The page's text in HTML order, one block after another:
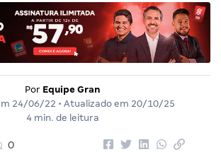
Por Equipe Gran
24/06/22 • Atualizado em 20/10/25
4 min. de leitura
0